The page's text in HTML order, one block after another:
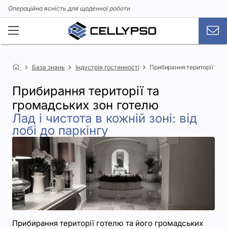
Операційна ясність для щоденної роботи
База знань Індустрія гостинності Прибирання території та
Прибирання території та
громадських зон готелю
Лад і чистота в кожній зоні: від
лобі до паркінгу
Прибирання території готелю та його громадських